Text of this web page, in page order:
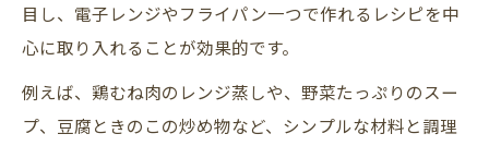
目し、電子レンジやフライパン一つで作れるレシピを中
心に取り入れることが効果的です。
例えば、鶏むね肉のレンジ蒸しや、野菜たっぷりのスー
プ、豆腐ときのこの炒め物など、シンプルな材料と調理